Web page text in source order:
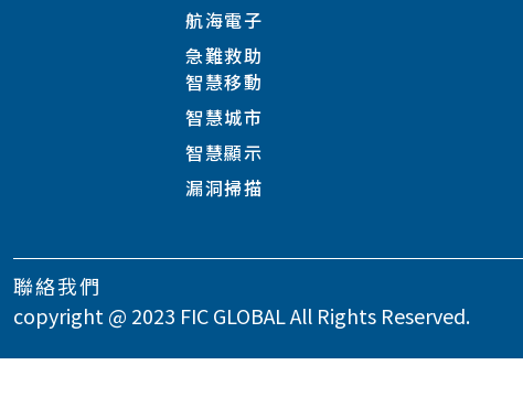
航海電子
急難救助
智慧移動
智慧城市
智慧顯示
漏洞掃描
聯絡我們
copyright @ 2023 FIC GLOBAL All Rights Reserved.